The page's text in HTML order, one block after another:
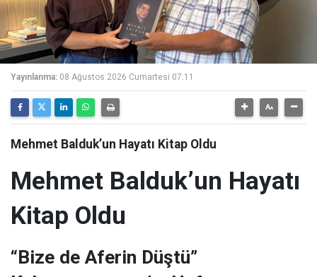
Yayınlanma: 08 Ağustos 2026 Cumartesi 07:11
Mehmet Balduk’un Hayatı Kitap Oldu
Mehmet Balduk’un Hayatı
Kitap Oldu
“Bize de Aferin Düştü”